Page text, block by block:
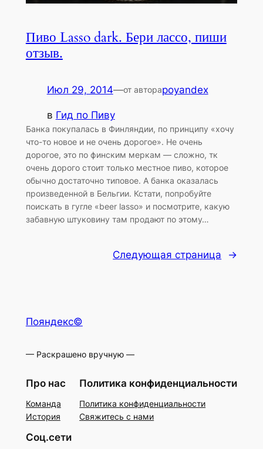
Пиво Lasso dark. Бери лассо, пиши
отзыв.
Июл 29, 2014—от автораpoyandex
в Гид по Пиву
Банка покупалась в Финляндии, по принципу «хочу
что-то новое и не очень дорогое». Не очень
дорогое, это по финским меркам — сложно, тк
очень дорого стоит только местное пиво, которое
обычно достаточно типовое. А банка оказалась
произведенной в Бельгии. Кстати, попробуйте
поискать в гугле «beer lasso» и посмотрите, какую
забавную штуковину там продают по этому…
Следующая страница →
Пояндекс©
— Раскрашено вручную —
Про нас
Команда
История
Политика конфиденциальности
Политика конфиденциальности
Свяжитесь с нами
Соц.сети